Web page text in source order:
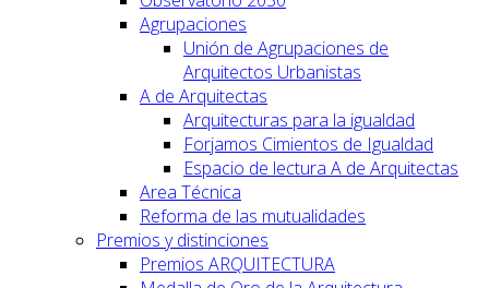
Agrupaciones
Unión de Agrupaciones de
Arquitectos Urbanistas
A de Arquitectas
Arquitecturas para la igualdad
Forjamos Cimientos de Igualdad
Espacio de lectura A de Arquitectas
Area Técnica
Reforma de las mutualidades
Premios y distinciones
Premios ARQUITECTURA